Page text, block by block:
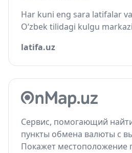
Har kuni eng sara latifalar
O‘zbek tilidagi kulgu
latifa.uz
Сервис, помогающий
пункты обмена валюты с
Покажет местоположение